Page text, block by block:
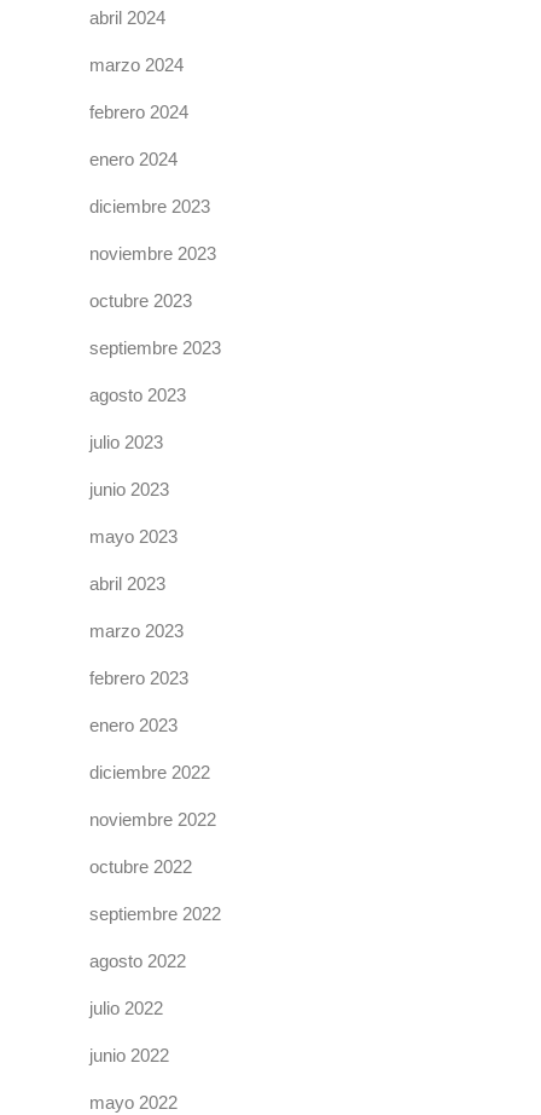
abril 2024
marzo 2024
febrero 2024
enero 2024
diciembre 2023
noviembre 2023
octubre 2023
septiembre 2023
agosto 2023
julio 2023
junio 2023
mayo 2023
abril 2023
marzo 2023
febrero 2023
enero 2023
diciembre 2022
noviembre 2022
octubre 2022
septiembre 2022
agosto 2022
julio 2022
junio 2022
mayo 2022